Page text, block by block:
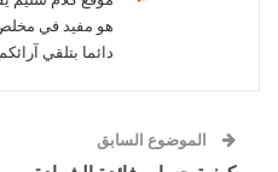
هو مفيد في
دائما بتلقي
الموضوع السابق